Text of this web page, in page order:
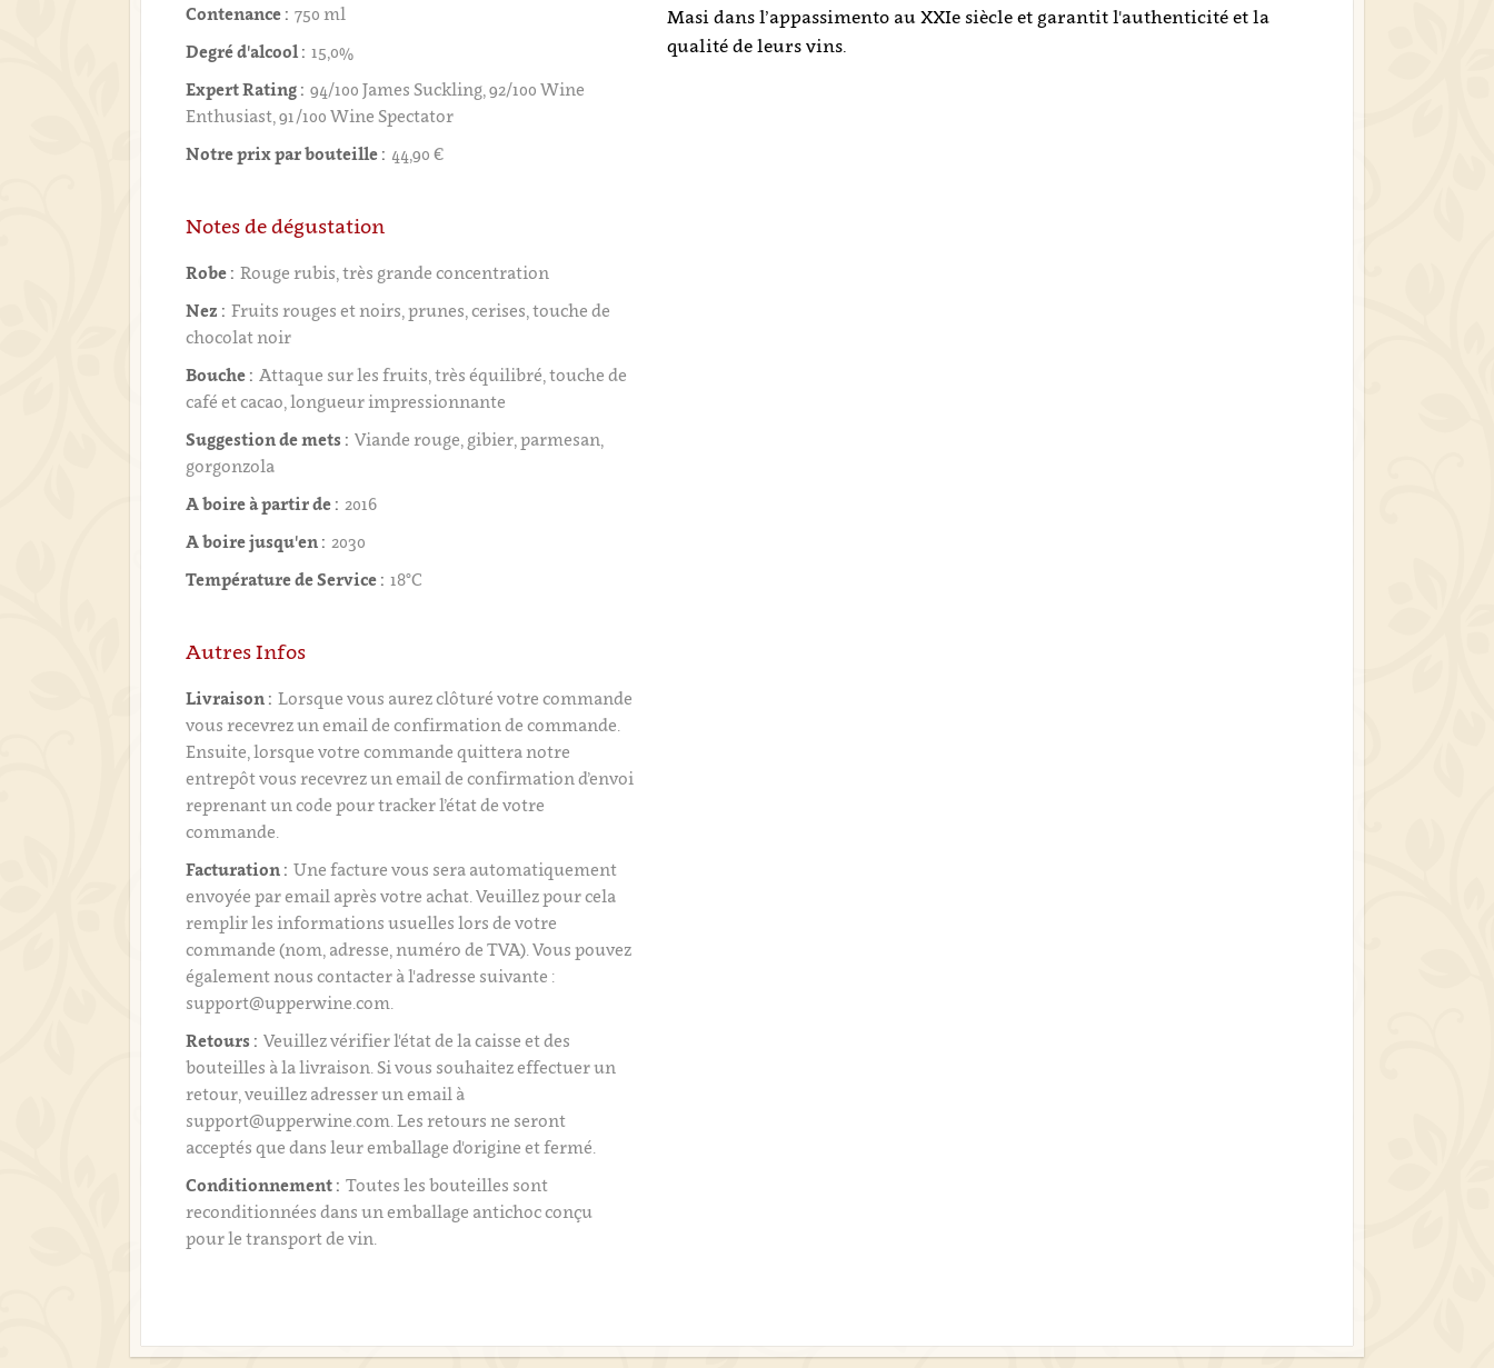
Masi dans l’appassimento au XXIe siècle et garantit l'authenticité et la
qualité de leurs vins.
Contenance : 750 ml
Degré d'alcool : 15,0%
Expert Rating : 94/100 James Suckling, 92/100 Wine
Enthusiast, 91/100 Wine Spectator
Notre prix par bouteille : 44,90 €
Notes de dégustation
Robe : Rouge rubis, très grande concentration
Nez : Fruits rouges et noirs, prunes, cerises, touche de
chocolat noir
Bouche : Attaque sur les fruits, très équilibré, touche de
café et cacao, longueur impressionnante
Suggestion de mets : Viande rouge, gibier, parmesan,
gorgonzola
A boire à partir de : 2016
A boire jusqu'en : 2030
Température de Service : 18°C
Autres Infos
Livraison : Lorsque vous aurez clôturé votre commande
vous recevrez un email de confirmation de commande.
Ensuite, lorsque votre commande quittera notre
entrepôt vous recevrez un email de confirmation d’envoi
reprenant un code pour tracker l’état de votre
commande.
Facturation : Une facture vous sera automatiquement
envoyée par email après votre achat. Veuillez pour cela
remplir les informations usuelles lors de votre
commande (nom, adresse, numéro de TVA). Vous pouvez
également nous contacter à l'adresse suivante :
support@upperwine.com.
Retours : Veuillez vérifier l'état de la caisse et des
bouteilles à la livraison. Si vous souhaitez effectuer un
retour, veuillez adresser un email à
support@upperwine.com. Les retours ne seront
acceptés que dans leur emballage d'origine et fermé.
Conditionnement : Toutes les bouteilles sont
reconditionnées dans un emballage antichoc conçu
pour le transport de vin.